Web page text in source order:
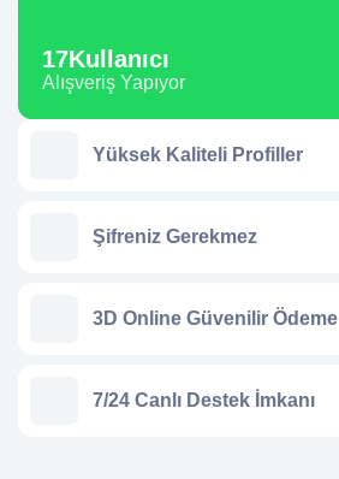
17Kullanıcı
Alışveriş Yapıyor
Yüksek Kaliteli Profiller
Şifreniz Gerekmez
3D Online Güvenilir Ödeme
7/24 Canlı Destek İmkanı